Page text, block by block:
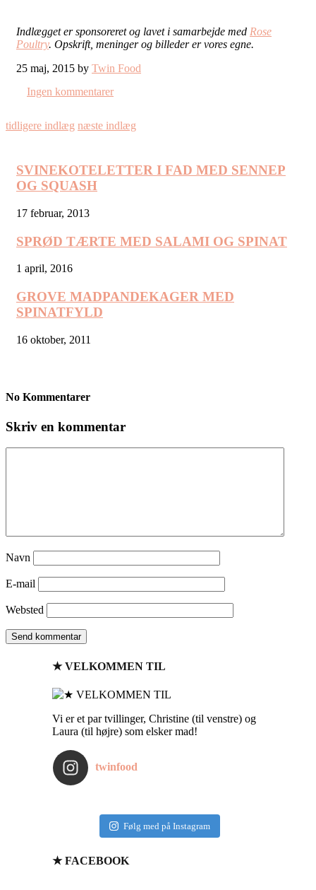
Indlægget er sponsoreret og lavet i samarbejde med Rose
Poultry. Opskrift, meninger og billeder er vores egne.
25 maj, 2015 by Twin Food
Ingen kommentarer
tidligere indlæg næste indlæg
SVINEKOTELETTER I FAD MED SENNEP
OG SQUASH
17 februar, 2013
SPRØD TÆRTE MED SALAMI OG SPINAT
1 april, 2016
GROVE MADPANDEKAGER MED
SPINATFYLD
16 oktober, 2011
No Kommentarer
Skriv en kommentar
Navn
E-mail
Websted
★ VELKOMMEN TIL
Vi er et par tvillinger, Christine (til venstre) og
Laura (til højre) som elsker mad!
twinfood
Følg med på Instagram
★ FACEBOOK